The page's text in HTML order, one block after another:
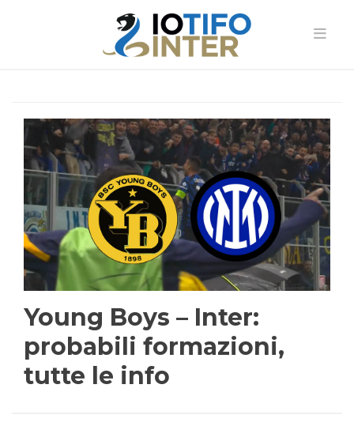
Young Boys – Inter:
probabili formazioni,
tutte le info